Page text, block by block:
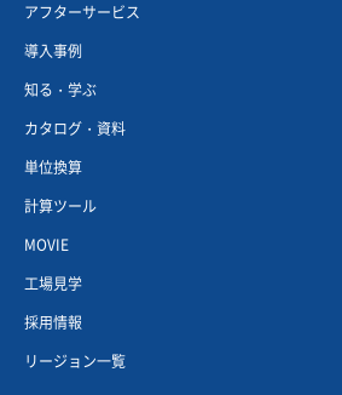
アフターサービス
導入事例
知る・学ぶ
カタログ・資料
単位換算
計算ツール
MOVIE
工場見学
採用情報
リージョン一覧